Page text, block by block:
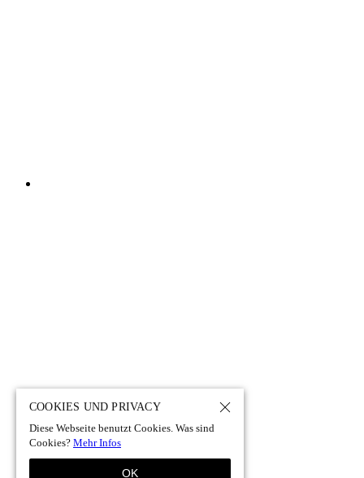
COOKIES UND PRIVACY
Diese Webseite benutzt Cookies. Was sind
Cookies? Mehr Infos
OK